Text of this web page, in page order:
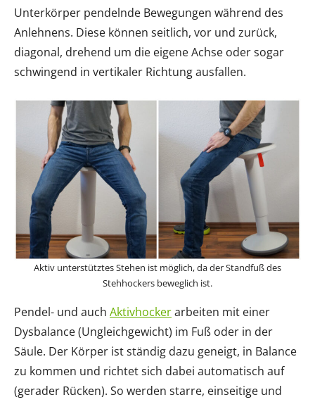
Unterkörper pendelnde Bewegungen während des
Anlehnens. Diese können seitlich, vor und zurück,
diagonal, drehend um die eigene Achse oder sogar
schwingend in vertikaler Richtung ausfallen.
Aktiv unterstütztes Stehen ist möglich, da der Standfuß des
Stehhockers beweglich ist.
Pendel- und auch Aktivhockerarbeiten mit einer
Dysbalance (Ungleichgewicht) im Fuß oder in der
Säule. Der Körper ist ständig dazu geneigt, in Balance
zu kommen und richtet sich dabei automatisch auf
(gerader Rücken). So werden starre, einseitige und